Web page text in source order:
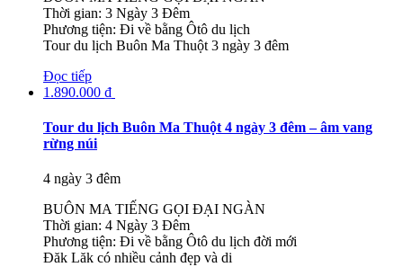
Thời gian: 3 Ngày 3 Đêm
Phương tiện: Đi về bằng Ôtô du lịch
Tour du lịch Buôn Ma Thuột 3 ngày 3 đêm
Đọc tiếp
1.890.000 ₫
Tour du lịch Buôn Ma Thuột 4 ngày 3 đêm – âm vang
rừng núi
4 ngày 3 đêm
BUÔN MA TIẾNG GỌI ĐẠI NGÀN
Thời gian: 4 Ngày 3 Đêm
Phương tiện: Đi về bằng Ôtô du lịch đời mới
Đăk Lăk có nhiều cảnh đẹp và di